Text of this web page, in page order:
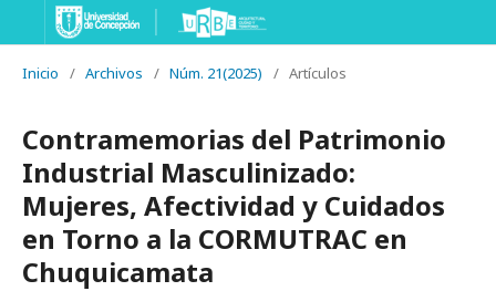
Inicio / Archivos / Núm. 21(2025) / Artículos
Contramemorias del Patrimonio
Industrial Masculinizado:
Mujeres, Afectividad y Cuidados
en Torno a la CORMUTRAC en
Chuquicamata